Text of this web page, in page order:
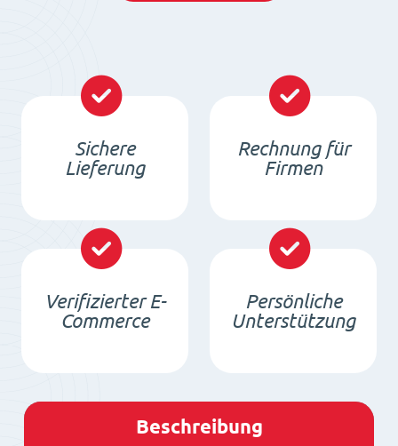
Sichere
Lieferung
Rechnung für
Firmen
Verifizierter E-
Commerce
Persönliche
Unterstützung
Beschreibung